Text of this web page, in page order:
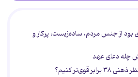
از جنس مردم، ساده‌زیست، پرکار و
چله دعای عهد
قوی‌تر کنیم؟